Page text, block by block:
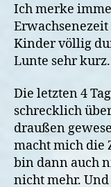
Ich merke
Kinder völlig
Lunte sehr kurz.
Die letzten 4
schrecklich
draußen
macht mich die
bin dann auch
nicht mehr.